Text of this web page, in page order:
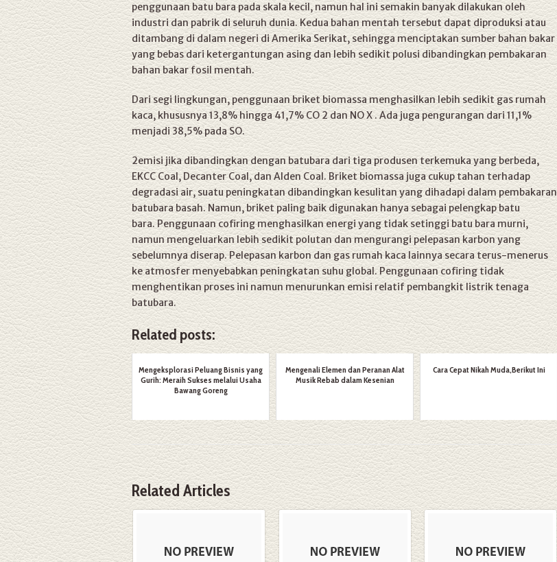
penggunaan batu bara pada skala kecil, namun hal ini semakin banyak dilakukan oleh
industri dan pabrik di seluruh dunia. Kedua bahan mentah tersebut dapat diproduksi atau
ditambang di dalam negeri di Amerika Serikat, sehingga menciptakan sumber bahan bakar
yang bebas dari ketergantungan asing dan lebih sedikit polusi dibandingkan pembakaran
bahan bakar fosil mentah.
Dari segi lingkungan, penggunaan briket biomassa menghasilkan lebih sedikit gas rumah
kaca, khususnya 13,8% hingga 41,7% CO 2 dan NO X . Ada juga pengurangan dari 11,1%
menjadi 38,5% pada SO.
2emisi jika dibandingkan dengan batubara dari tiga produsen terkemuka yang berbeda,
EKCC Coal, Decanter Coal, dan Alden Coal. Briket biomassa juga cukup tahan terhadap
degradasi air, suatu peningkatan dibandingkan kesulitan yang dihadapi dalam pembakaran
batubara basah. Namun, briket paling baik digunakan hanya sebagai pelengkap batu
bara. Penggunaan cofiring menghasilkan energi yang tidak setinggi batu bara murni,
namun mengeluarkan lebih sedikit polutan dan mengurangi pelepasan karbon yang
sebelumnya diserap. Pelepasan karbon dan gas rumah kaca lainnya secara terus-menerus
ke atmosfer menyebabkan peningkatan suhu global. Penggunaan cofiring tidak
menghentikan proses ini namun menurunkan emisi relatif pembangkit listrik tenaga
batubara.
Related posts:
Mengeksplorasi Peluang Bisnis yang
Gurih: Meraih Sukses melalui Usaha
Bawang Goreng
Mengenali Elemen dan Peranan Alat
Musik Rebab dalam Kesenian
Cara Cepat Nikah Muda,Berikut Ini
Related Articles